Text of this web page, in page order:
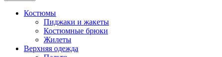
Костюмы
Пиджаки и жакеты
Костюмные брюки
Жилеты
Верхняя одежда